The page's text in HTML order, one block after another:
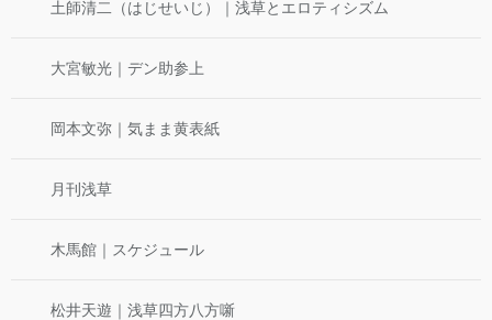
土師清二（はじせいじ）｜浅草とエロティシズム
大宮敏光｜デン助参上
岡本文弥｜気まま黄表紙
月刊浅草
木馬館｜スケジュール
松井天遊｜浅草四方八方噺